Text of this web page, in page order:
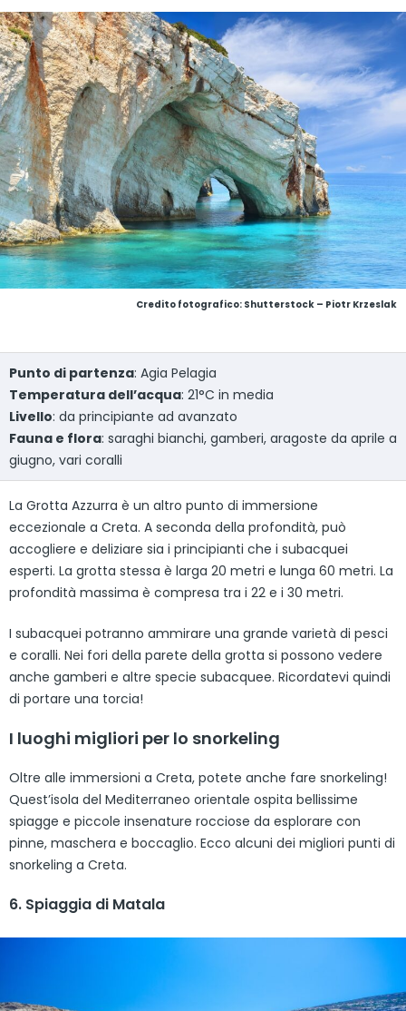
Credito fotografico: Shutterstock – Piotr Krzeslak
Punto di partenza: Agia Pelagia
Temperatura dell’acqua: 21°C in media
Livello: da principiante ad avanzato
Fauna e flora: saraghi bianchi, gamberi, aragoste da aprile a
giugno, vari coralli
La Grotta Azzurra è un altro punto di immersione
eccezionale a Creta. A seconda della profondità, può
accogliere e deliziare sia i principianti che i subacquei
esperti. La grotta stessa è larga 20 metri e lunga 60 metri. La
profondità massima è compresa tra i 22 e i 30 metri.
I subacquei potranno ammirare una grande varietà di pesci
e coralli. Nei fori della parete della grotta si possono vedere
anche gamberi e altre specie subacquee. Ricordatevi quindi
di portare una torcia!
I luoghi migliori per lo snorkeling
Oltre alle immersioni a Creta, potete anche fare snorkeling!
Quest’isola del Mediterraneo orientale ospita bellissime
spiagge e piccole insenature rocciose da esplorare con
pinne, maschera e boccaglio. Ecco alcuni dei migliori punti di
snorkeling a Creta.
6. Spiaggia di Matala